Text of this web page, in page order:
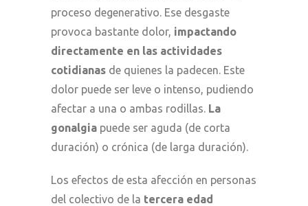
proceso degenerativo. Ese desgaste
provoca bastante dolor, impactando
directamente en las actividades
cotidianas de quienes la padecen. Este
dolor puede ser leve o intenso, pudiendo
afectar a una o ambas rodillas. La
gonalgia puede ser aguda (de corta
duración) o crónica (de larga duración).
Los efectos de esta afección en personas
del colectivo de la tercera edad